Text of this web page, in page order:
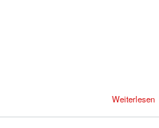
Weiterlesen